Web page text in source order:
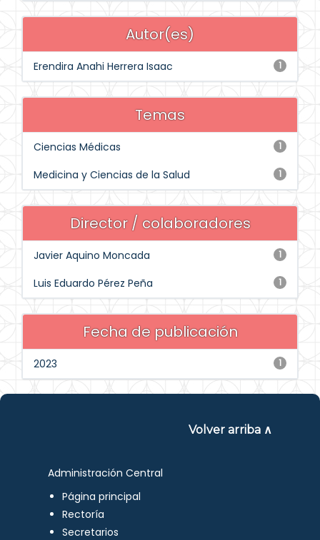
Autor(es)
1
Erendira Anahi Herrera Isaac
Temas
1
Ciencias Médicas
1
Medicina y Ciencias de la Salud
Director / colaboradores
1
Javier Aquino Moncada
1
Luis Eduardo Pérez Peña
Fecha de publicación
1
2023
Volver arriba ∧
Administración Central
Página principal
Rectoría
Secretarios